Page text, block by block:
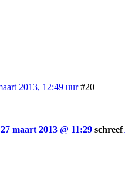
2013, 12:49 uur #20
maart 2013 @ 11:29 schreef